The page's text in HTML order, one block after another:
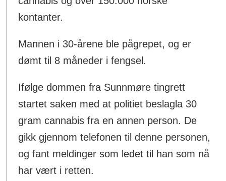
kontanter.
Mannen i 30-årene ble pågrepet, og er
dømt til 8 måneder i fengsel.
Ifølge dommen fra Sunnmøre tingrett
startet saken med at politiet beslagla 30
gram cannabis fra en annen person. De
gikk gjennom telefonen til denne personen,
og fant meldinger som ledet til han som nå
har vært i retten.